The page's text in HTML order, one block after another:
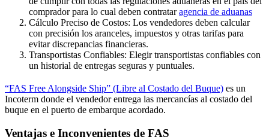
comprador para lo cual deben contrataragencia de aduanas
Cálculo Preciso de Costos: Los vendedores deben calcular
con precisión los aranceles, impuestos y otras tarifas para
evitar discrepancias financieras.
Transportistas Confiables: Elegir transportistas confiables con
un historial de entregas seguras y puntuales.
“FAS Free Alongside Ship” (Libre al Costado del Buque) es un
Incoterm donde el vendedor entrega las mercancías al costado del
buque en el puerto de embarque acordado.
Ventajas e Inconvenientes de FAS